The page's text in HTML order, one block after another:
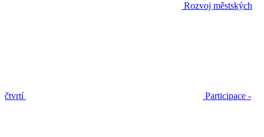
Rozvoj městských
čtvrtí Participace -